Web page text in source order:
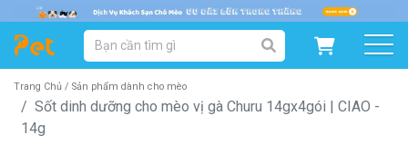
DANH MỤC SẢN PHẨM
SẢN PHẨM DÀNH CHO MÈO
SẨN PHẨM THEO THƯƠNG HIỆU
Trang Chủ / Sản phẩm dành cho mèo
Sốt dinh dưỡng cho mèo vị gà Churu 14gx4gói | CIAO -
14g